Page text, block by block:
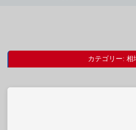
カテゴリー: 相